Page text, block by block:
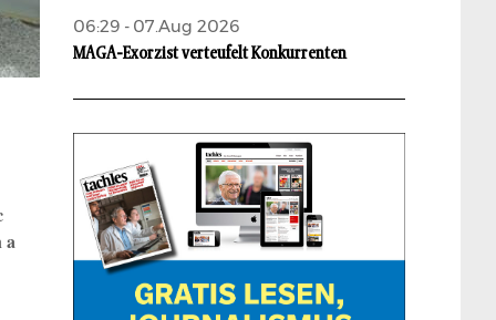
a
06:29 - 07.Aug 2026
MAGA-Exorzist verteufelt Konkurrenten